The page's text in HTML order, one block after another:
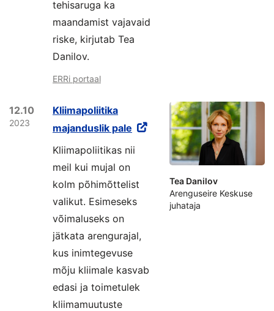
tehisaruga ka
maandamist vajavaid
riske, kirjutab Tea
Danilov.
ERRi portaal
12.10
2023
Kliimapoliitika
majanduslik pale
Kliimapoliitikas nii
meil kui mujal on
kolm põhimõttelist
valikut. Esimeseks
võimaluseks on
jätkata arengurajal,
kus inimtegevuse
mõju kliimale kasvab
edasi ja toimetulek
kliimamuutuste
Tea Danilov
Arenguseire Keskuse
juhataja